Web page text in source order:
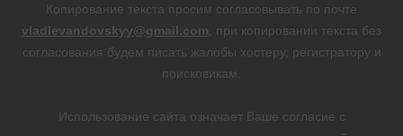
Копирование текста просим согласовывать по почте
vladlevandovskyy@gmail.com , при копировании текста без
согласования будем писать жалобы хостеру, регистратору и
поисковикам.
Использование сайта означает Ваше согласие с